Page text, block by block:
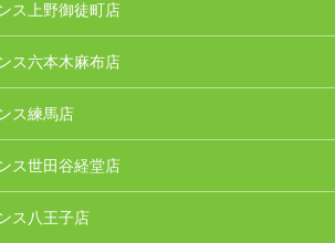
ス上野御徒町店
ス六本木麻布店
ス練馬店
ス世田谷経堂店
ス八王子店